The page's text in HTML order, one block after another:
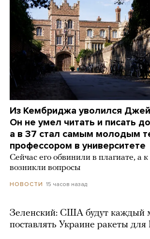
Из Кембриджа уволился
Он не умел читать и писать
а в 37 стал самым молодым
профессором в университете
Сейчас его обвинили в плагиате, а
возникли вопросы
НОВОСТИ 15 часов назад
Зеленский: США будут каждый
поставлять Украине ракеты для